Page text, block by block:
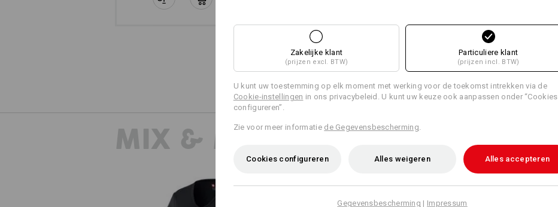
Alle details vergelijken
MIX & MATCH
Zakelijke klant
(prijzen excl. BTW)
Particuliere klant
(prijzen incl. BTW)
U kunt uw toestemming op elk moment met werking voor de toekomst intrekken via de
Cookie-instellingen in ons privacybeleid. U kunt uw keuze ook aanpassen onder “Cookies
configureren”.
Zie voor meer informatie de Gegevensbescherming
Cookies configureren Alles weigeren Alles accepteren
Gegevensbescherming | Impressum